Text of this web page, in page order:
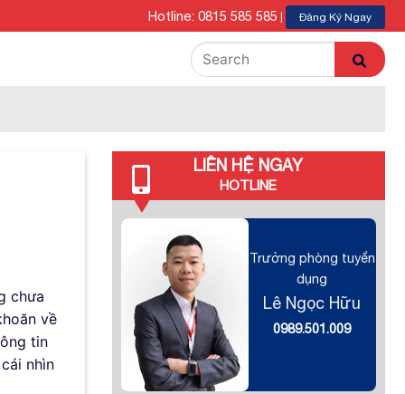
Hotline: 0815 585 585 Đăng Ký Ngay
chưa
về
tin
nhìn
LIÊN HỆ NGAY
HOTLINE
Trưởng phòng tuyển
dụng
Lê Ngọc Hữu
0989.501.009